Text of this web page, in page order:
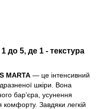
до 5, де 1 - текстура
MARTA — це інтенсивний
шкіри. Вона
бар’єра, усунення
Завдяки легкій